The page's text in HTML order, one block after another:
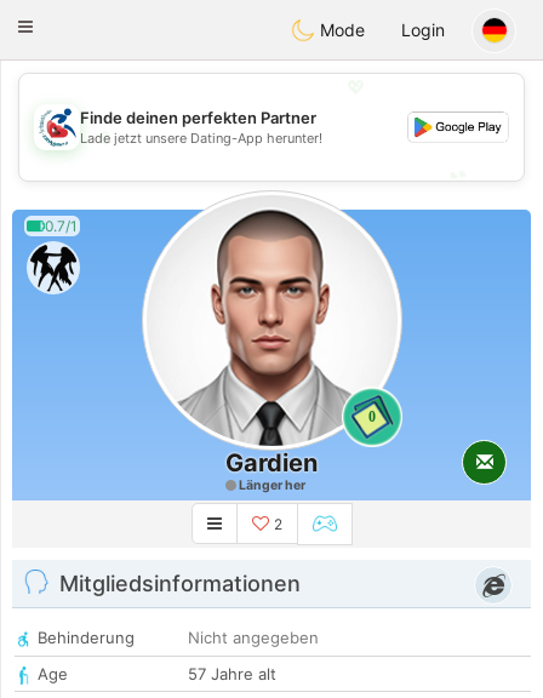
Handi Space
Toggle
Mode Login
💖
💕
Finde deinen perfekten Partner
Lade jetzt unsere Dating-App herunter!
0.7/1
0
Gardien
Länger her
2
Mitgliedsinformationen
Behinderung
Nicht angegeben
Age
57 Jahre alt